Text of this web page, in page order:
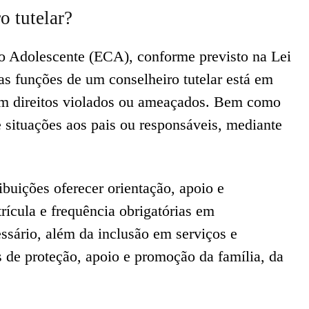
tutelar?
Adolescente (ECA), conforme previsto na Lei
funções de um conselheiro tutelar está em
direitos violados ou ameaçados. Bem como
aos pais ou responsáveis, mediante
oferecer orientação, apoio e
e frequência obrigatórias em
além da inclusão em serviços e
proteção, apoio e promoção da família, da